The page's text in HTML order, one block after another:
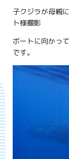
子クジラが母親
ト様撮影
ボートに向かっ
です。